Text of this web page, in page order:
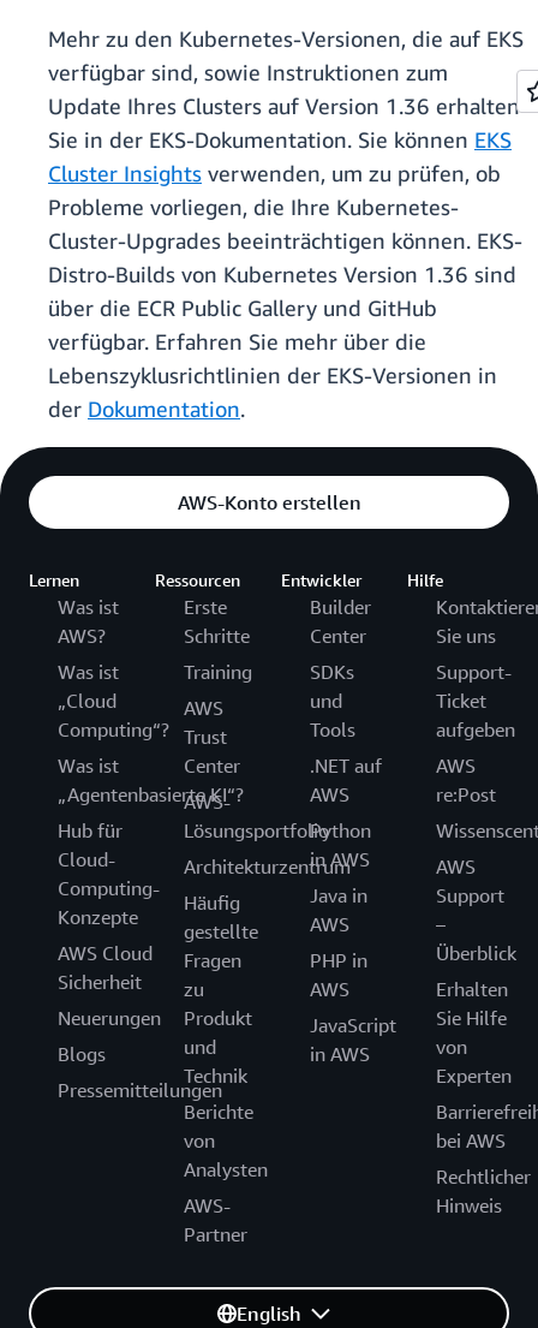
Mehr zu den Kubernetes-Versionen, die auf EKS
verfügbar sind, sowie Instruktionen zum
Update Ihres Clusters auf Version 1.36 erhalten
Sie in der EKS-Dokumentation. Sie können EKS
Cluster Insights verwenden, um zu prüfen, ob
Probleme vorliegen, die Ihre Kubernetes-
Cluster-Upgrades beeinträchtigen können. EKS-
Distro-Builds von Kubernetes Version 1.36 sind
über die ECR Public Gallery und GitHub
verfügbar. Erfahren Sie mehr über die
Lebenszyklusrichtlinien der EKS-Versionen in
der Dokumentation.
AWS-Konto erstellen
Lernen
Was ist
AWS?
Was ist
„Cloud
Computing“?
Was ist
„Agentenbasierte KI“?
Hub für
Cloud-
Computing-
Konzepte
AWS Cloud
Sicherheit
Neuerungen
Blogs
Pressemitteilungen
Ressourcen
Erste
Schritte
Training
AWS
Trust
Center
AWS-
Lösungsportfolio
Architekturzentrum
Häufig
gestellte
Fragen
zu
Produkt
und
Technik
Berichte
von
Analysten
AWS-
Partner
Entwickler
Builder
Center
SDKs
und
Tools
.NET auf
AWS
Python
in AWS
Java in
AWS
PHP in
AWS
JavaScript
in AWS
Hilfe
Sie uns
Support-
Ticket
aufgeben
AWS
re:Post
AWS
Support
–
Überblick
Erhalten
Sie Hilfe
von
Experten
bei AWS
Rechtlicher
Hinweis
English